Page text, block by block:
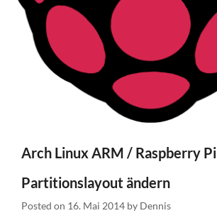
Arch Linux ARM / Raspberry Pi
Partitionslayout ändern
Posted on 16. Mai 2014 by Dennis